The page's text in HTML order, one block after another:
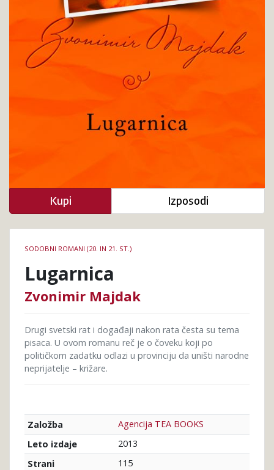
knjige
SODOBNI ROMANI (20. IN 21. ST.)
Lugarnica
Zvonimir Majdak
Drugi svetski rat i događaji nakon rata česta su tema
pisaca. U ovom romanu reč je o čoveku koji po
političkom zadatku odlazi u provinciju da uništi narodne
neprijatelje – križare.
Založba
Agencija TEA BOOKS
Leto izdaje
2013
Strani
115
Kupi Izposodi